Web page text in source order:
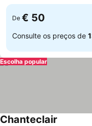
De € 50
Consulte os preços de
Escolha popular
Chanteclair